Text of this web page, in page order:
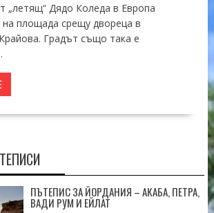
„летящ“ Дядо Коледа в Европа
площада срещу двореца в
Градът също така е
ПЪТЕПИС ЗА ЙОРДАНИЯ – АКАБА, ПЕТРА,
ВАДИ РУМ И ЕЙЛАТ